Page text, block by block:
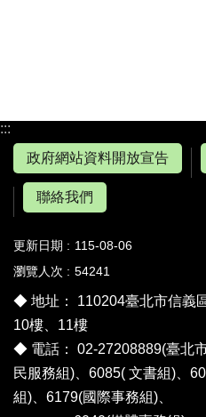
:::
政府網站資料開放宣告
聯絡我們
更新日期
115-08-06
瀏覽人次
54241
◆ 地址： 110204臺北市信義
10樓、11樓
◆ 電話： 02-27208889(臺北
民服務組)、6085( 文書組)、
組)、6179(國際事務組)、